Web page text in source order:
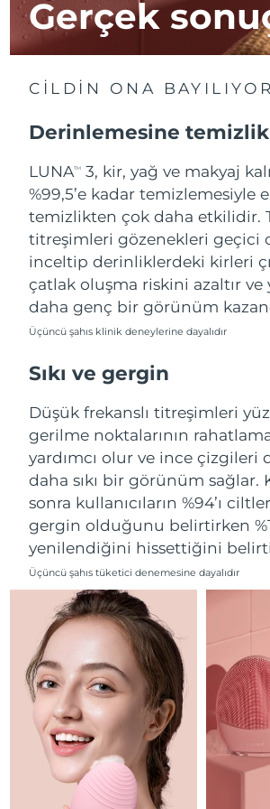
Gerçek
CİLDİN ONA BAYILIYOR
Derinlemesine temizlik
LUNATM
3, kir, yağ ve makyaj
%99,5’e kadar temizlemesiyle
temizlikten çok daha etkilidir.
titreşimleri gözenekleri geçici
inceltip derinliklerdeki kirleri
çatlak oluşma riskini azaltır ve
daha genç bir görünüm
Üçüncü şahıs klinik deneylerine dayalıdır
Sıkı ve gergin
Düşük frekanslı titreşimleri
gerilme noktalarının
yardımcı olur ve ince çizgileri
daha sıkı bir görünüm sağlar.
sonra kullanıcıların %94’ı
gergin olduğunu belirtirken
yenilendiğini hissettiğini
Üçüncü şahıs tüketici denemesine dayalıdır
Çin Makao ÖİB Tahmini
Malezya Tahmini
Malta Tahmini
Meksika Tahmini
Monako Tahmini
Hollanda Tahmini
Yeni Zelanda Tahmini
Norveç Tahmini
Umman
Filipinler Tahmini
Polonya Tahmini
Portekiz Tahmini
Porto Riko Tahmini
Katar Tahmini
Reunion Tahmini
Romanya Tahmini
Rusya Tahmini
Suudi Arabistan Tahmini
Singapur